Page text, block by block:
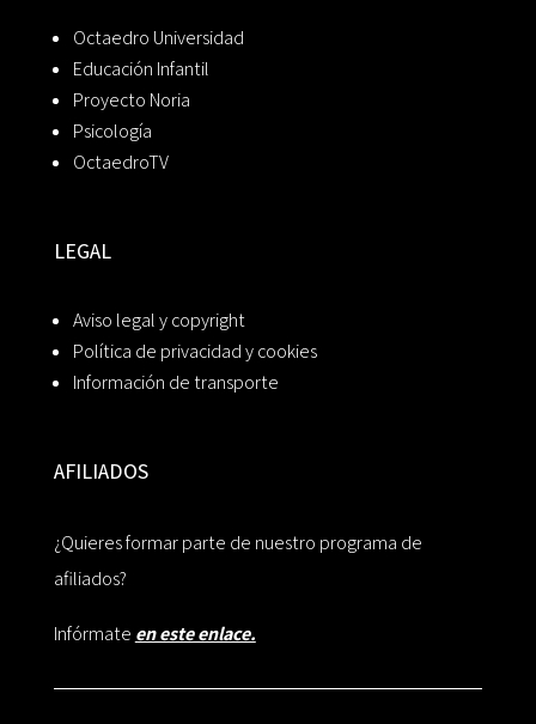
Octaedro Universidad
Educación Infantil
Proyecto Noria
Psicología
OctaedroTV
LEGAL
Aviso legal y copyright
Política de privacidad y cookies
Información de transporte
AFILIADOS
¿Quieres formar parte de nuestro programa de
afiliados?
Infórmate en este enlace.